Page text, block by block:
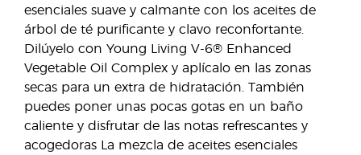
esenciales suave y calmante con los aceites de
árbol de té purificante y clavo reconfortante.
Dilúyelo con Young Living V-6® Enhanced
Vegetable Oil Complex y aplícalo en las zonas
secas para un extra de hidratación. También
puedes poner unas pocas gotas en un baño
caliente y disfrutar de las notas refrescantes y
acogedoras La mezcla de aceites esenciales